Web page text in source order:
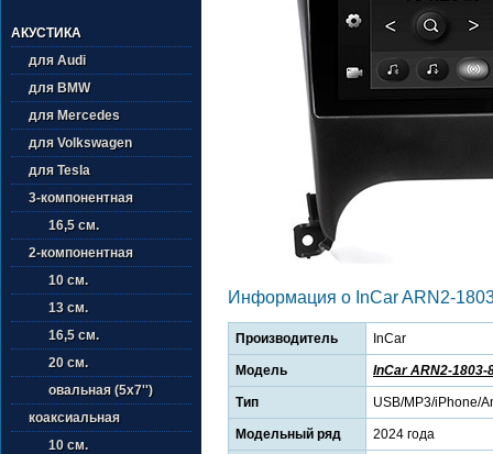
АКУСТИКА
для Audi
для BMW
для Mercedes
для Volkswagen
для Tesla
3-компонентная
16,5 см.
2-компонентная
10 см.
13 см.
16,5 см.
20 см.
овальная (5х7'')
коаксиальная
10 см.
Информация о InCar ARN2-
Производитель InCar
Модель InCar ARN2-1803-
Тип USB/MP3/iPhone/
Модельный ряд 2024 года